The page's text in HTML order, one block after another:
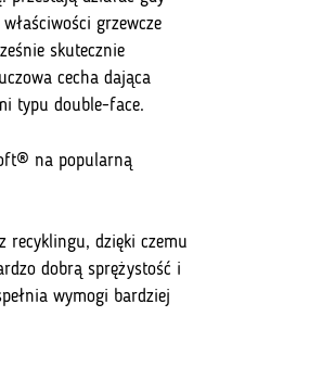
grzewcze
skutecznie
cecha dająca
typu double-face.
na popularną
recyklingu, dzięki czemu
dobrą sprężystość i
wymogi bardziej